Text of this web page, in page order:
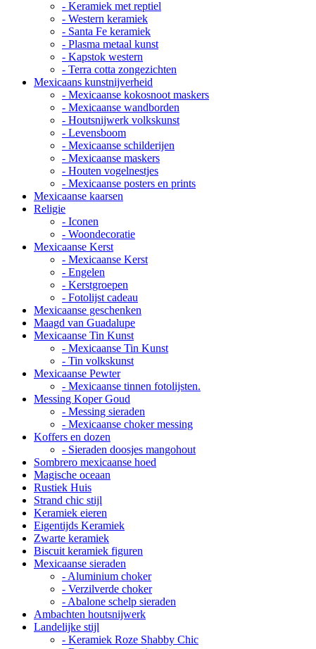
- Keramiek met reptiel
- Western keramiek
- Santa Fe keramiek
- Plasma metaal kunst
- Kapstok western
- Terra cotta zongezichten
Mexicaans kunstnijverheid
- Mexicaanse kokosnoot maskers
- Mexicaanse wandborden
- Houtsnijwerk volkskunst
- Levensboom
- Mexicaanse schilderijen
- Mexicaanse maskers
- Houten vogelnestjes
- Mexicaanse posters en prints
Mexicaanse kaarsen
Religie
- Iconen
- Woondecoratie
Mexicaanse Kerst
- Mexicaanse Kerst
- Engelen
- Kerstgroepen
- Fotolijst cadeau
Mexicaanse geschenken
Maagd van Guadalupe
Mexicaanse Tin Kunst
- Mexicaanse Tin Kunst
- Tin volkskunst
Mexicaanse Pewter
- Mexicaanse tinnen fotolijsten.
Messing Koper Goud
- Messing sieraden
- Mexicaanse choker messing
Koffers en dozen
- Sieraden doosjes mangohout
Sombrero mexicaanse hoed
Magische oceaan
Rustiek Huis
Strand chic stijl
Keramiek eieren
Eigentijds Keramiek
Zwarte keramiek
Biscuit keramiek figuren
Mexicaanse sieraden
- Aluminium choker
- Verzilverde choker
- Abalone schelp sieraden
Ambachten houtsnijwerk
Landelijke stijl
- Keramiek Roze Shabby Chic